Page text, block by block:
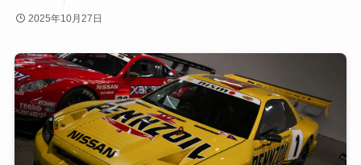
2025年10月27日